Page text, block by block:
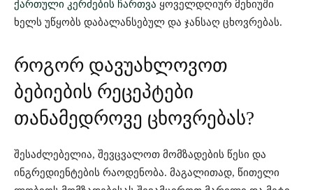
ქართული კერძების ჩართვა ყოველდღიურ მენიუში
ხელს უწყობს დაბალანსებულ და ჯანსაღ ცხოვრებას.
როგორ დავუახლოვოთ
ბებიების რეცეპტები
თანამედროვე ცხოვრებას?
შესაძლებელია, შევცვალოთ მომზადების წესი და
ინგრედიენტების რაოდენობა. მაგალითად, წითელი